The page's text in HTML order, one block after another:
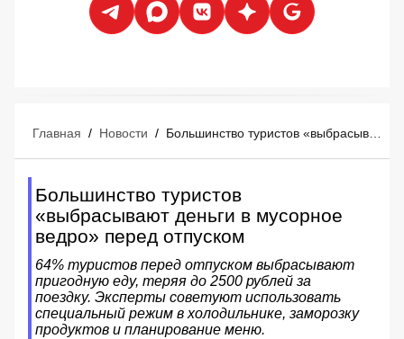
Главная / Новости / Большинство туристов «выбрасывают деньги в мусорное ведро» перед отпуском
Большинство туристов
«выбрасывают деньги в мусорное
ведро» перед отпуском
64% туристов перед отпуском выбрасывают
пригодную еду, теряя до 2500 рублей за
поездку. Эксперты советуют использовать
специальный режим в холодильнике, заморозку
продуктов и планирование меню.